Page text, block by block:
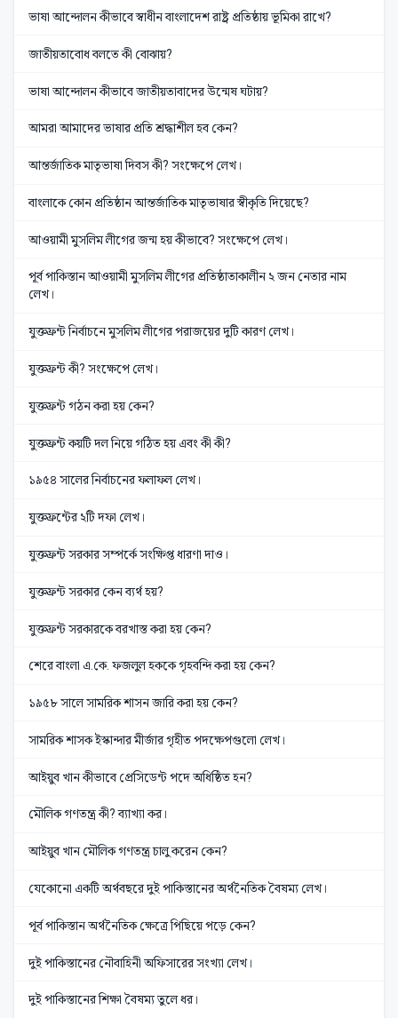
ভাষা আন্দোলন কীভাবে স্বাধীন বাংলাদেশ রাষ্ট্র প্রতিষ্ঠায় ভূমিকা রাখে?
জাতীয়তাবোধ বলতে কী বোঝায়?
ভাষা আন্দোলন কীভাবে জাতীয়তাবাদের উন্মেষ ঘটায়?
আমরা আমাদের ভাষার প্রতি শ্রদ্ধাশীল হব কেন?
আন্তর্জাতিক মাতৃভাষা দিবস কী? সংক্ষেপে লেখ।
বাংলাকে কোন প্রতিষ্ঠান আন্তর্জাতিক মাতৃভাষার স্বীকৃতি দিয়েছে?
আওয়ামী মুসলিম লীগের জন্ম হয় কীভাবে? সংক্ষেপে লেখ।
পূর্ব পাকিস্তান আওয়ামী মুসলিম লীগের প্রতিষ্ঠাতাকালীন ২ জন নেতার নাম
লেখ।
যুক্তফ্রন্ট নির্বাচনে মুসলিম লীগের পরাজয়ের দুটি কারণ লেখ।
যুক্তফ্রন্ট কী? সংক্ষেপে লেখ।
যুক্তফ্রন্ট গঠন করা হয় কেন?
যুক্তফ্রন্ট কয়টি দল নিয়ে গঠিত হয় এবং কী কী?
১৯৫৪ সালের নির্বাচনের ফলাফল লেখ।
যুক্তফ্রন্টের ২টি দফা লেখ।
যুক্তফ্রন্ট সরকার সম্পর্কে সংক্ষিপ্ত ধারণা দাও।
যুক্তফ্রন্ট সরকার কেন ব্যর্থ হয়?
যুক্তফ্রন্ট সরকারকে বরখাস্ত করা হয় কেন?
শেরে বাংলা এ.কে. ফজলুল হককে গৃহবন্দি করা হয় কেন?
১৯৫৮ সালে সামরিক শাসন জারি করা হয় কেন?
সামরিক শাসক ইস্কান্দার মীর্জার গৃহীত পদক্ষেপগুলো লেখ।
আইয়ুব খান কীভাবে প্রেসিডেন্ট পদে অধিষ্ঠিত হন?
মৌলিক গণতন্ত্র কী? ব্যাখ্যা কর।
আইয়ুব খান মৌলিক গণতন্ত্র চালু করেন কেন?
যেকোনো একটি অর্থবছরে দুই পাকিস্তানের অর্থনৈতিক বৈষম্য লেখ।
পূর্ব পাকিস্তান অর্থনৈতিক ক্ষেত্রে পিছিয়ে পড়ে কেন?
দুই পাকিস্তানের নৌবাহিনী অফিসারের সংখ্যা লেখ।
দুই পাকিস্তানের শিক্ষা বৈষম্য তুলে ধর।